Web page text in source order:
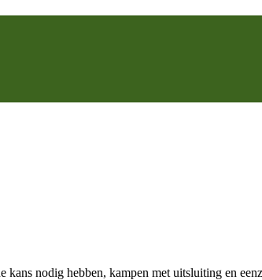
nodig hebben, kampen met uitsluiting en